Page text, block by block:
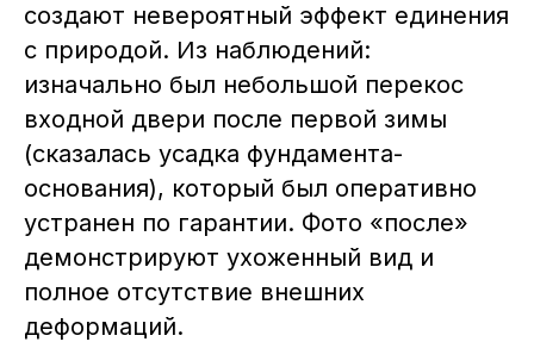
создают невероятный эффект единения
с природой. Из наблюдений:
изначально был небольшой перекос
входной двери после первой зимы
(сказалась усадка фундамента-
основания), который был оперативно
устранен по гарантии. Фото «после»
демонстрируют ухоженный вид и
полное отсутствие внешних
деформаций.